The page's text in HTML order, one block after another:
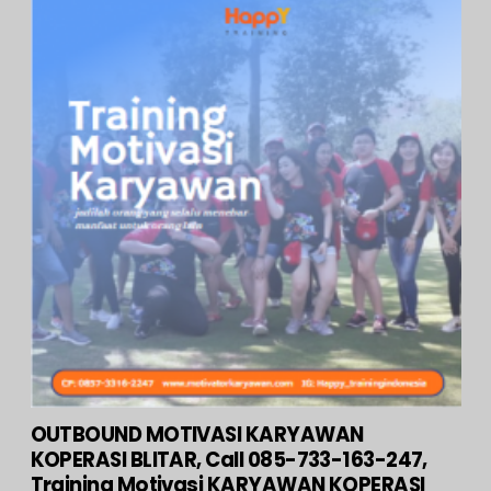
OUTBOUND MOTIVASI KARYAWAN
KOPERASI BLITAR, Call 085-733-163-247,
Training Motivasi KARYAWAN KOPERASI